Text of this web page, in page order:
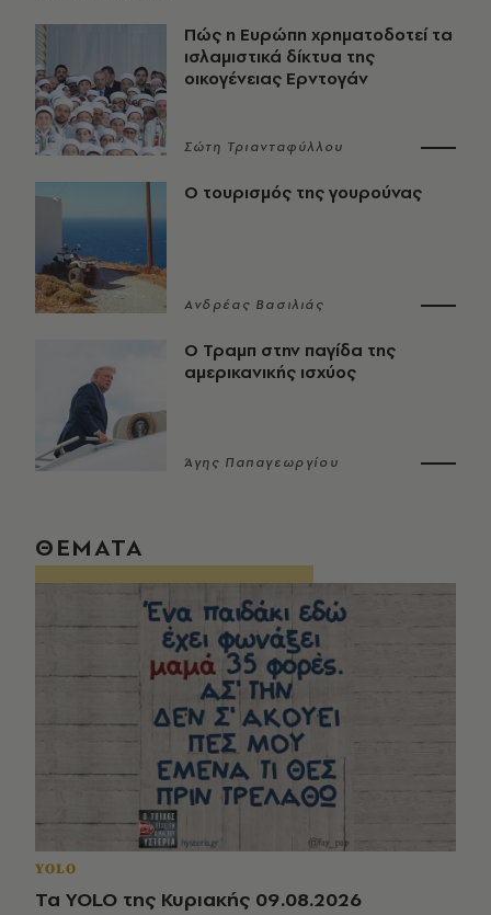
Πώς η Ευρώπη χρηματοδοτεί τα
ισλαμιστικά δίκτυα της
οικογένειας Ερντογάν
Σώτη Τριανταφύλλου
Ο τουρισμός της γουρούνας
Ανδρέας Βασιλιάς
Ο Τραμπ στην παγίδα της
αμερικανικής ισχύος
Άγης Παπαγεωργίου
ΘΕΜΑΤΑ
YOLO
Τα YOLO της Κυριακής 09.08.2026